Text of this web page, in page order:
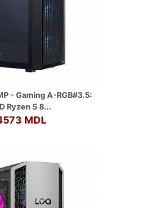
- Gaming A-RGB#3.5:
Ryzen 5 8...
MDL